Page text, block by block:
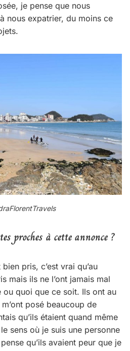
je pense que nous
nous expatrier, du moins ce
proches à cette annonce ?
pris, c’est vrai qu’au
mais ils ne l’ont jamais mal
ou quoi que ce soit. Ils ont au
posé beaucoup de
qu’ils étaient quand même
sens où je suis une personne
qu’ils avaient peur que je